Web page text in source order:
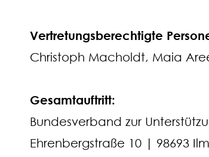
Vertretungsberechtigte
Christoph Macholdt, Maia
Gesamtauftritt:
Bundesverband zur
Ehrenbergstraße 10 | 98693